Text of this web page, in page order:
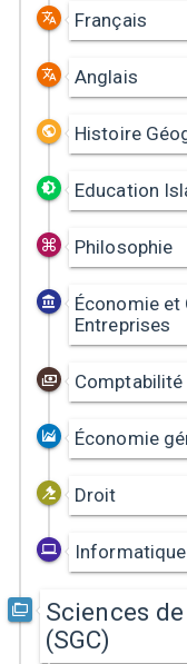
Français
Anglais
Histoire
Education
Philosophie
Économie
Entreprises
Économie
Droit
Sciences
(SGC)